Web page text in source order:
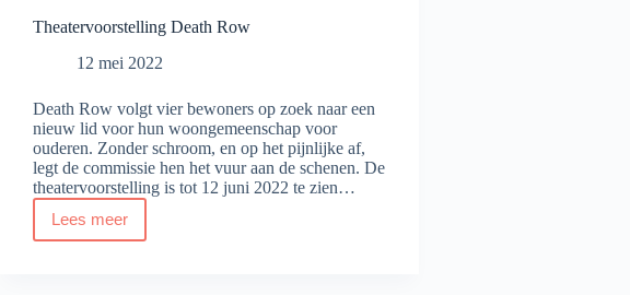
Theatervoorstelling Death Row
12 mei 2022
Death Row volgt vier bewoners op zoek naar een
nieuw lid voor hun woongemeenschap voor
ouderen. Zonder schroom, en op het pijnlijke af,
legt de commissie hen het vuur aan de schenen. De
theatervoorstelling is tot 12 juni 2022 te zien…
Lees meerTheatervoorstelling
Death